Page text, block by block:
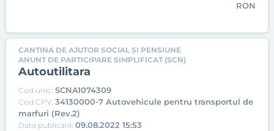
RON
CANTINA DE AJUTOR SOCIAL ȘI PENSIUNE
ANUNT DE PARTICIPARE SIMPLIFICAT (SCN)
Autoutilitara
Cod unic: SCNA1074309
Cod CPV: 34130000-7 Autovehicule pentru transportul de
marfuri (Rev.2)
Data publicării: 09.08.2022 15:53